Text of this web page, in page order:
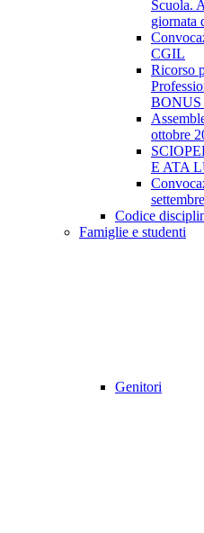
Scuola.
giornata
CGIL
Ricorso
BONUS
ottobre
E ATA
Codice
Famiglie e studenti
Genitori